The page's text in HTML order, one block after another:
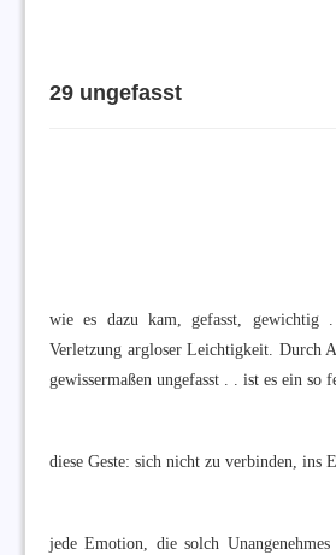
29 ungefasst
wie es dazu kam, gefasst, gewichtig
Verletzung argloser Leichtigkeit. Durch
gewissermaßen ungefasst . . ist es ein so
diese Geste: sich nicht zu verbinden, ins
jede Emotion, die solch